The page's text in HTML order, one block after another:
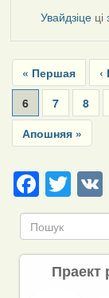
Увайдзіце ці
Pagination
First
page
« Першая
Current
page
6 Page
7 Page
8
Last
page
Апошняя »
Праект